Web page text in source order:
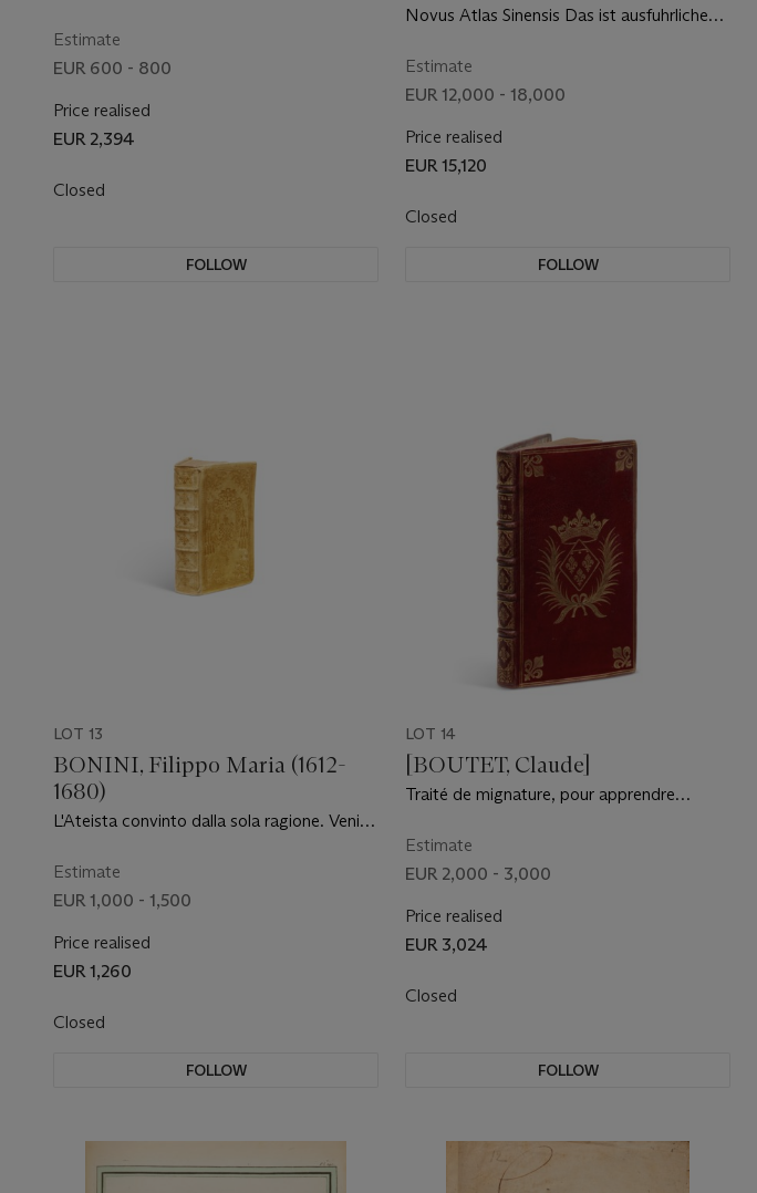
Estimate
EUR 600 - 800
Price realised
EUR 2,394
Closed
FOLLOW
Novus Atlas Sinensis Das ist ausfuhrliche
Amsterdam : Johannes Blaeu, 1655
Estimate
EUR 12,000 - 18,000
Price realised
EUR 15,120
Closed
FOLLOW
LOT 13
BONINI, Filippo Maria (1612-
1680)
L'Ateista convinto dalla sola ragione. Venise
Estimate
EUR 1,000 - 1,500
Price realised
EUR 1,260
Closed
FOLLOW
LOT 14
[BOUTET, Claude]
Traité de mignature, pour apprendre
édition. Paris : Christophe Ballard, 1674
Estimate
EUR 2,000 - 3,000
Price realised
EUR 3,024
Closed
FOLLOW